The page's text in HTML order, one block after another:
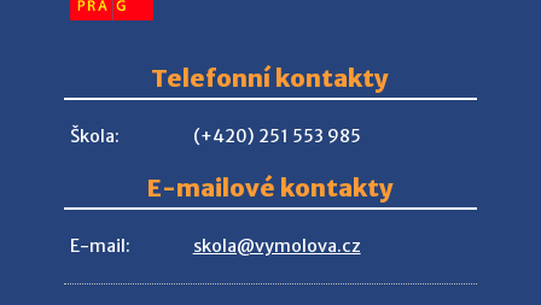
Telefonní kontakty
Škola: (+420) 251 553 985
E-mailové kontakty
E-mail: skola@vymolova.cz